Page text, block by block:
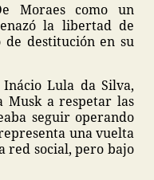
Moraes como un
la libertad de
destitución en su
Lula da Silva,
Musk a respetar las
seguir operando
una vuelta
red social, pero bajo